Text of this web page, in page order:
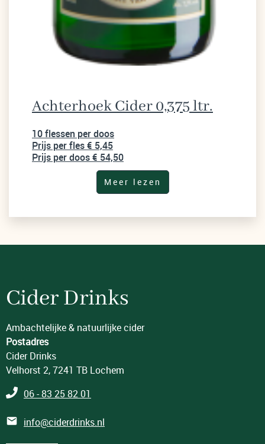
Achterhoek Cider 0,375 ltr.
10 flessen per doos
Prijs per fles € 5,45
Prijs per doos € 54,50
Meer lezen
Cider Drinks
Ambachtelijke & natuurlijke cider
Postadres
Cider Drinks
Velhorst 2, 7241 TB Lochem
06 - 83 25 82 01
info@ciderdrinks.nl